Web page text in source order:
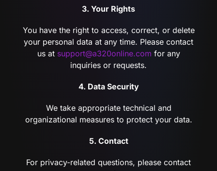
3. Your Rights
You have the right to access, correct, or delete
your personal data at any time. Please contact
us at support@a320online.com for any
inquiries or requests.
4. Data Security
We take appropriate technical and
organizational measures to protect your data.
5. Contact
For privacy-related questions, please contact